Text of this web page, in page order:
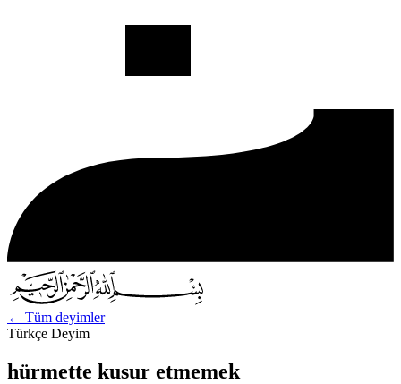
← Tüm deyimler
Türkçe Deyim
hürmette kusur etmemek